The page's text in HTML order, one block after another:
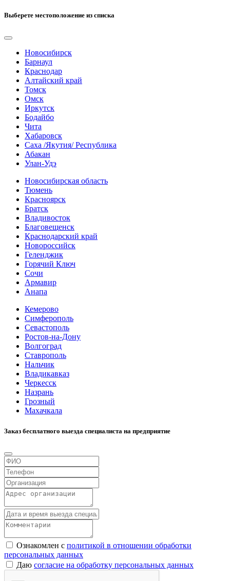
Выберете местоположение из списка
Новосибирск
Барнаул
Краснодар
Алтайский край
Томск
Омск
Иркутск
Бодайбо
Чита
Хабаровск
Саха /Якутия/ Республика
Абакан
Улан-Удэ
Новосибирская область
Тюмень
Красноярск
Братск
Владивосток
Благовещенск
Краснодарский край
Новороссийск
Геленджик
Горячий Ключ
Сочи
Армавир
Анапа
Кемерово
Симферополь
Севастополь
Ростов-на-Дону
Волгоград
Ставрополь
Нальчик
Владикавказ
Черкесск
Назрань
Грозный
Махачкала
Заказ бесплатного выезда специалиста на предприятие
Ознакомлен с политикой в отношении обработки
персональных данных
Даю согласие на обработку персональных данных